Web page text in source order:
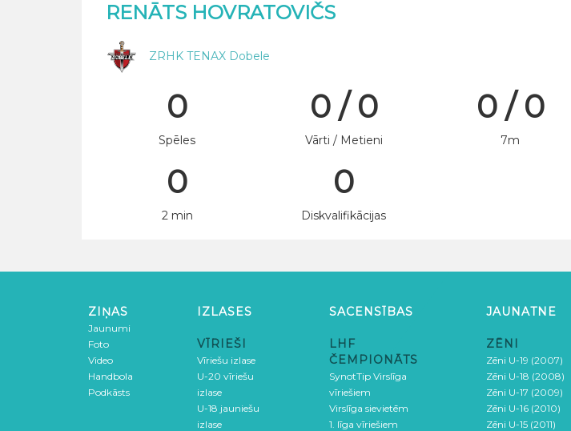
RENĀTS HOVRATOVIČS
ZRHK TENAX Dobele
0
Spēles
0 / 0
Vārti / Metieni
0 / 0
7m
0
2 min
0
Diskvalifikācijas
ZIŅAS
Jaunumi
Foto
Video
Handbola
Podkāsts
IZLASES
VĪRIEŠI
Vīriešu izlase
U-20 vīriešu
izlase
U-18 jauniešu
izlase
SACENSĪBAS
LHF
ČEMPIONĀTS
SynotTip Virslīga
vīriešiem
Virslīga sievietēm
1. līga vīriešiem
JAUNATNE
ZĒNI
Zēni U-19 (2007)
Zēni U-18 (2008)
Zēni U-17 (2009)
Zēni U-16 (2010)
Zēni U-15 (2011)